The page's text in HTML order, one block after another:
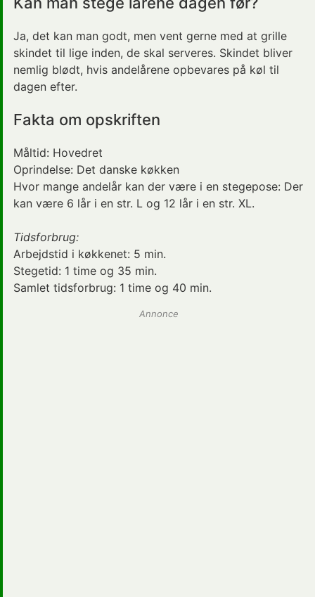
Ja, det kan man godt, men vent gerne med at grille
skindet til lige inden, de skal serveres. Skindet bliver
nemlig blødt, hvis andelårene opbevares på køl til
dagen efter.
Fakta om opskriften
Måltid: Hovedret
Oprindelse: Det danske køkken
Hvor mange andelår kan der være i en stegepose: Der
kan være 6 lår i en str. L og 12 lår i en str. XL.
Tidsforbrug:
Arbejdstid i køkkenet: 5 min.
Stegetid: 1 time og 35 min.
Samlet tidsforbrug: 1 time og 40 min.
Annonce